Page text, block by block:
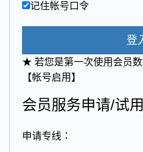
记住帐号口令
登
★ 若您是第一次使用会员
【帐号启用】
会员服务申请/试用
申请专线：